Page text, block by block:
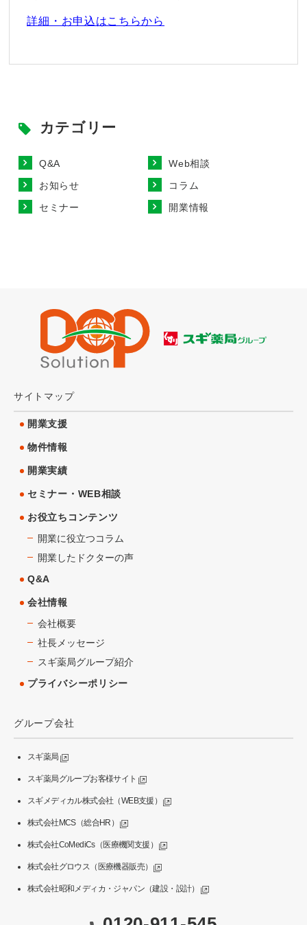
詳細・お申込はこちらから
カテゴリー
Q&A
Web相談
お知らせ
コラム
セミナー
開業情報
サイトマップ
開業支援
物件情報
開業実績
セミナー・WEB相談
お役立ちコンテンツ
開業に役立つコラム
開業したドクターの声
Q&A
会社情報
会社概要
社長メッセージ
スギ薬局グループ紹介
プライバシーポリシー
グループ会社
スギ薬局
スギ薬局グループお客様サイト
スギメディカル株式会社（WEB支援）
株式会社MCS（総合HR）
株式会社CoMediCs（医療機関支援）
株式会社グロウス（医療機器販売）
株式会社昭和メディカ・ジャパン（建設・設計）